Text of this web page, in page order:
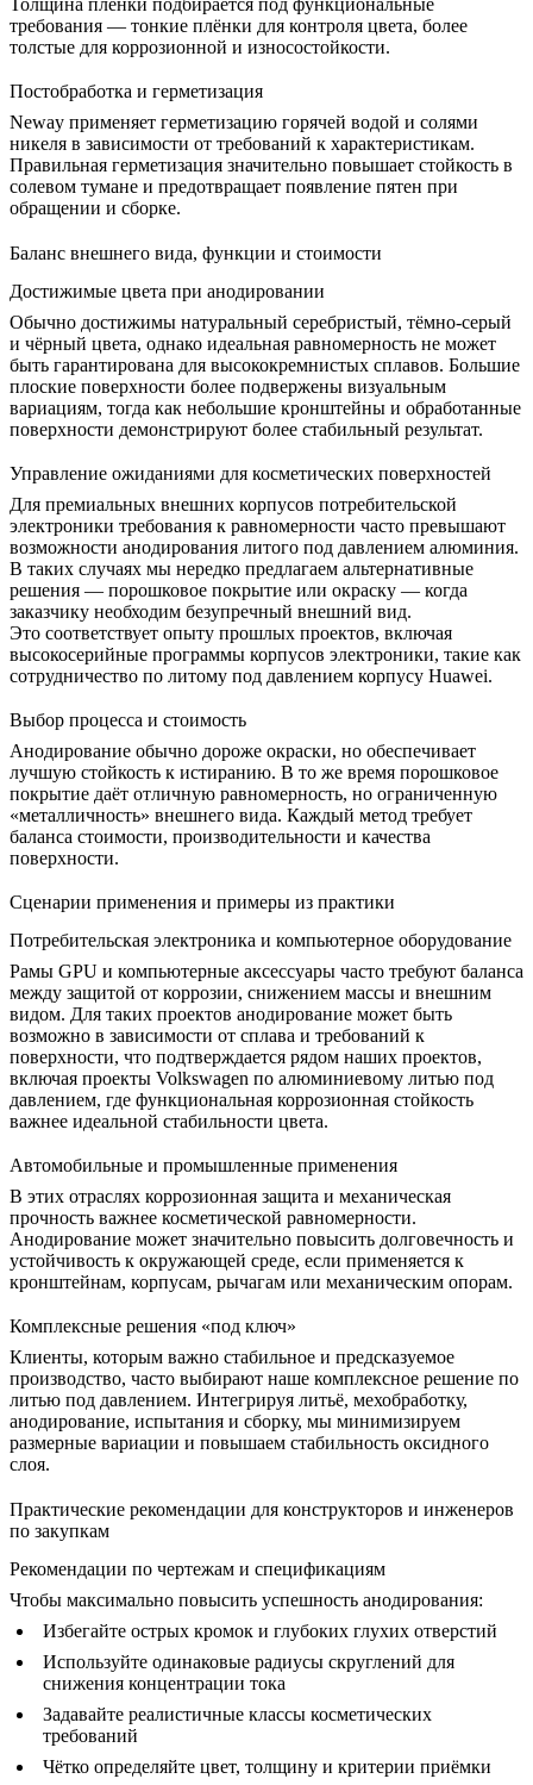
Толщина плёнки подбирается под функциональные
требования — тонкие плёнки для контроля цвета, более
толстые для коррозионной и износостойкости.
Постобработка и герметизация
Neway применяет герметизацию горячей водой и солями
никеля в зависимости от требований к характеристикам.
Правильная герметизация значительно повышает стойкость в
солевом тумане и предотвращает появление пятен при
обращении и сборке.
Баланс внешнего вида, функции и стоимости
Достижимые цвета при анодировании
Обычно достижимы натуральный серебристый, тёмно-серый
и чёрный цвета, однако идеальная равномерность не может
быть гарантирована для высококремнистых сплавов. Большие
плоские поверхности более подвержены визуальным
вариациям, тогда как небольшие кронштейны и обработанные
поверхности демонстрируют более стабильный результат.
Управление ожиданиями для косметических поверхностей
Для премиальных внешних корпусов потребительской
электроники требования к равномерности часто превышают
возможности анодирования литого под давлением алюминия.
В таких случаях мы нередко предлагаем альтернативные
решения — порошковое покрытие или окраску — когда
заказчику необходим безупречный внешний вид.
Это соответствует опыту прошлых проектов, включая
высокосерийные программы корпусов электроники, такие как
сотрудничество по литому под давлением корпусу Huawei.
Выбор процесса и стоимость
Анодирование обычно дороже окраски, но обеспечивает
лучшую стойкость к истиранию. В то же время порошковое
покрытие даёт отличную равномерность, но ограниченную
«металличность» внешнего вида. Каждый метод требует
баланса стоимости, производительности и качества
поверхности.
Сценарии применения и примеры из практики
Потребительская электроника и компьютерное оборудование
Рамы GPU и компьютерные аксессуары часто требуют баланса
между защитой от коррозии, снижением массы и внешним
видом. Для таких проектов анодирование может быть
возможно в зависимости от сплава и требований к
поверхности, что подтверждается рядом наших проектов,
включая проекты Volkswagen по алюминиевому литью под
давлением, где функциональная коррозионная стойкость
важнее идеальной стабильности цвета.
Автомобильные и промышленные применения
В этих отраслях коррозионная защита и механическая
прочность важнее косметической равномерности.
Анодирование может значительно повысить долговечность и
устойчивость к окружающей среде, если применяется к
кронштейнам, корпусам, рычагам или механическим опорам.
Комплексные решения «под ключ»
Клиенты, которым важно стабильное и предсказуемое
производство, часто выбирают наше комплексное решение по
литью под давлением. Интегрируя литьё, мехобработку,
анодирование, испытания и сборку, мы минимизируем
размерные вариации и повышаем стабильность оксидного
слоя.
Практические рекомендации для конструкторов и инженеров
по закупкам
Рекомендации по чертежам и спецификациям
Чтобы максимально повысить успешность анодирования:
Избегайте острых кромок и глубоких глухих отверстий
Используйте одинаковые радиусы скруглений для
снижения концентрации тока
Задавайте реалистичные классы косметических
требований
Чётко определяйте цвет, толщину и критерии приёмки